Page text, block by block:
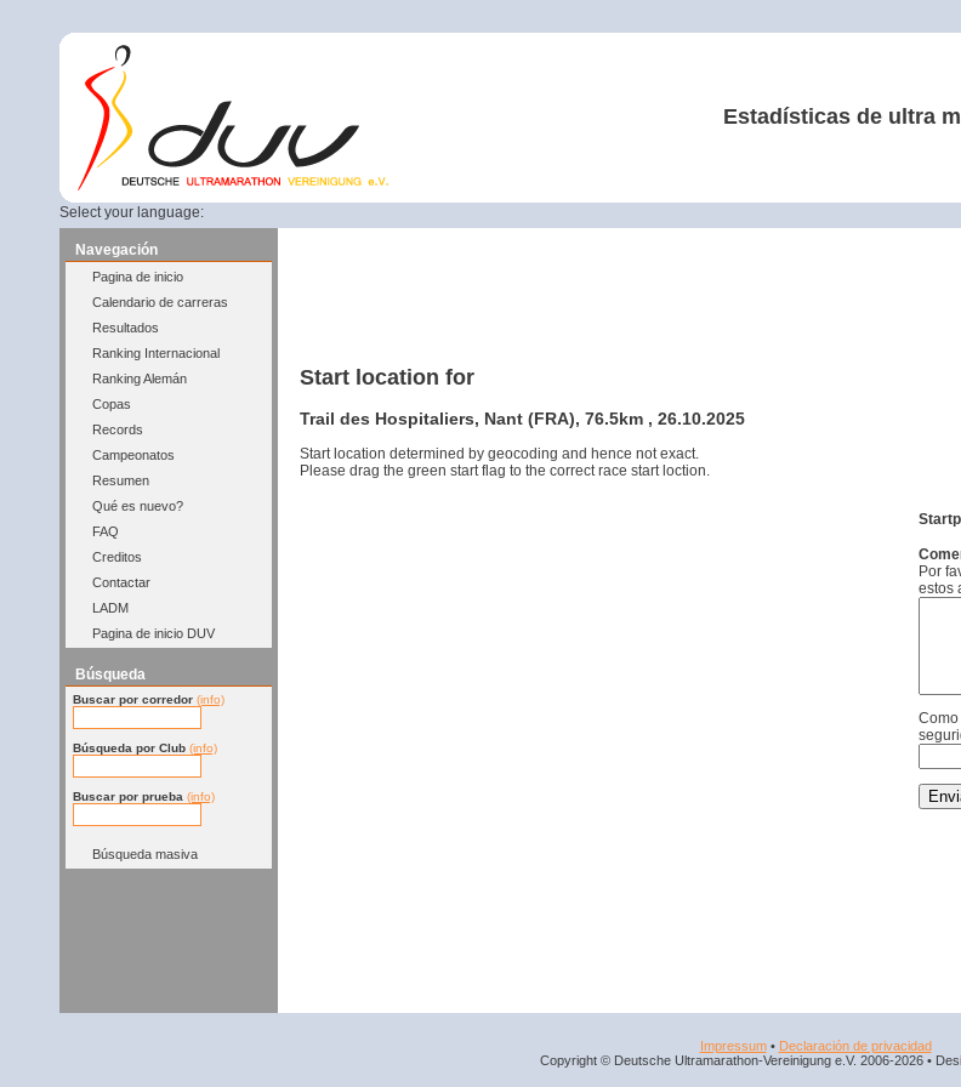
Estadísticas de ultra
Select your language:
Navegación
Pagina de inicio
Calendario de carreras
Resultados
Ranking Internacional
Ranking Alemán
Copas
Records
Campeonatos
Resumen
Qué es nuevo?
FAQ
Creditos
Contactar
LADM
Pagina de inicio DUV
Búsqueda
Buscar por corredor (info)
Búsqueda por Club (info)
Buscar por prueba (info)
Búsqueda masiva
Start location for
Trail des Hospitaliers, Nant (FRA), 76.5km , 26.10.2025
Start location determined by geocoding and hence not exact.
Please drag the green start flag to the correct race start loction.
Por
estos
Impressum• Declaración de privacidad
Copyright © Deutsche Ultramarathon-Vereinigung e.V. 2006-2026 •